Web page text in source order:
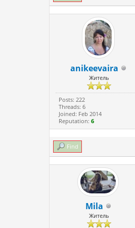
anikeevaira
Житель
Posts: 222
Threads: 6
Joined: Feb 2014
Reputation: 6
Find
Mila
Житель